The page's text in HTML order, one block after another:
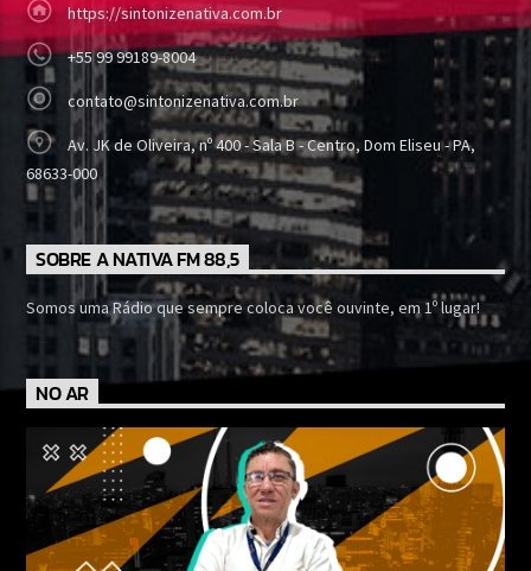
https://sintonizenativa.com.br
+55 99 99189-8004
contato@sintonizenativa.com.br
Av. JK de Oliveira, nº 400 - Sala B - Centro, Dom Eliseu - PA,
68633-000
SOBRE A NATIVA FM 88,5
Somos uma Rádio que sempre coloca você ouvinte, em 1º lugar!
NO AR